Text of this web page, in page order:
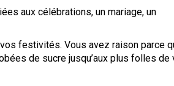
aux célébrations, un mariage, un
festivités. Vous avez raison parce
de sucre jusqu’aux plus folles de